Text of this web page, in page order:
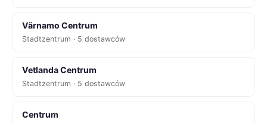
Värnamo Centrum
Stadtzentrum · 5 dostawców
Vetlanda Centrum
Stadtzentrum · 5 dostawców
Centrum